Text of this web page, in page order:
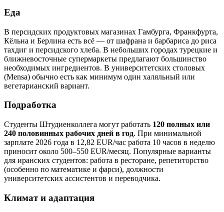
Еда
В персидских продуктовых магазинах Гамбурга, Франкфурта,
Кёльна и Берлина есть всё — от шафрана и барбариса до риса
тахдиг и персидского хлеба. В небольших городах турецкие и
ближневосточные супермаркеты предлагают большинство
необходимых ингредиентов. В университетских столовых
(Mensa) обычно есть как минимум один халяльный или
вегетарианский вариант.
Подработка
Студенты Штудиенколлега могут работать 120 полных или
240 половинных рабочих дней в год. При минимальной
зарплате 2026 года в 12,82 EUR/час работа 10 часов в неделю
приносит около 500–550 EUR/месяц. Популярные варианты
для иранских студентов: работа в ресторане, репетиторство
(особенно по математике и фарси), должности
университетских ассистентов и переводчика.
Климат и адаптация